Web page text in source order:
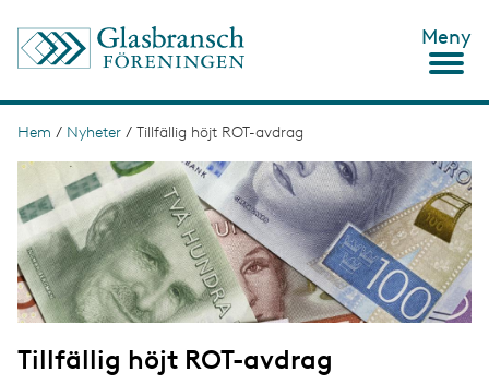
Meny
L
ä
n
k
s
t
g
Hem / Nyheter / Tillfällig höjt ROT-avdrag
I
a
g
e
Tillfällig höjt ROT-avdrag